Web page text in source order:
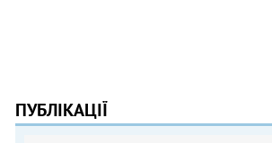
ПУБЛІКАЦІЇ